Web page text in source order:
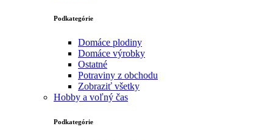
Podkategórie
Domáce plodiny
Domáce výrobky
Ostatné
Potraviny z obchodu
Zobraziť všetky
Hobby a voľný čas
Podkategórie